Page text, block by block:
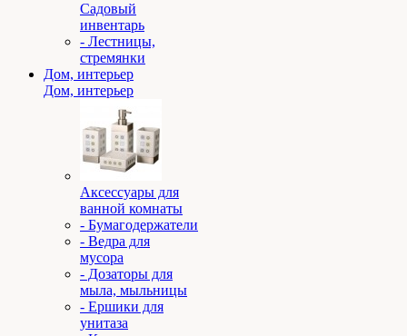
Садовый
инвентарь
- Лестницы,
стремянки
Дом, интерьер
Дом, интерьер
Аксессуары для
ванной комнаты
- Бумагодержатели
- Ведра для
мусора
- Дозаторы для
мыла, мыльницы
- Ершики для
унитаза